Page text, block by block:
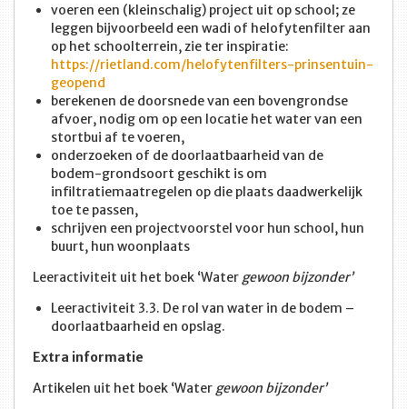
voeren een (kleinschalig) project uit op school; ze
leggen bijvoorbeeld een wadi of helofytenfilter aan
op het schoolterrein, zie ter inspiratie:
https://rietland.com/helofytenfilters-prinsentuin-
geopend
berekenen de doorsnede van een bovengrondse
afvoer, nodig om op een locatie het water van een
stortbui af te voeren,
onderzoeken of de doorlaatbaarheid van de
bodem-grondsoort geschikt is om
infiltratiemaatregelen op die plaats daadwerkelijk
toe te passen,
schrijven een projectvoorstel voor hun school, hun
buurt, hun woonplaats
Leeractiviteit uit het boek ‘Water gewoon bijzonder’
Leeractiviteit 3.3. De rol van water in de bodem –
doorlaatbaarheid en opslag.
Extra informatie
Artikelen uit het boek ‘Water gewoon bijzonder’